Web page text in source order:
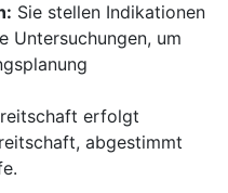
Sie stellen Indikationen
Untersuchungen, um
erfolgt
abgestimmt